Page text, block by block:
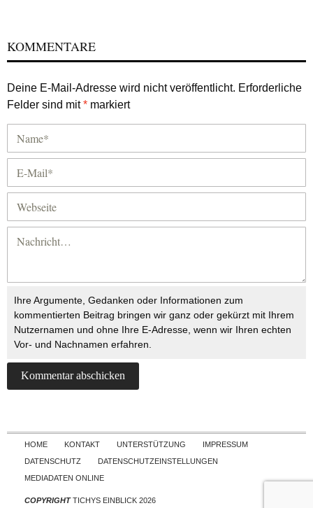
KOMMENTARE
Deine E-Mail-Adresse wird nicht veröffentlicht. Erforderliche
Felder sind mit* markiert
Ihre Argumente, Gedanken oder Informationen zum
kommentierten Beitrag bringen wir ganz oder gekürzt mit Ihrem
Nutzernamen und ohne Ihre E-Adresse, wenn wir Ihren echten
Vor- und Nachnamen erfahren.
Skip to content
HOME KONTAKT UNTERSTÜTZUNG
IMPRESSUM
DATENSCHUTZ
DATENSCHUTZEINSTELLUNGEN
MEDIADATEN ONLINE
COPYRIGHTTICHYS EINBLICK 2026